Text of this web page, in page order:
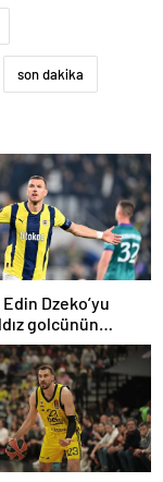
son dakika
Dzeko’yu
golcünün
şaşırttı…